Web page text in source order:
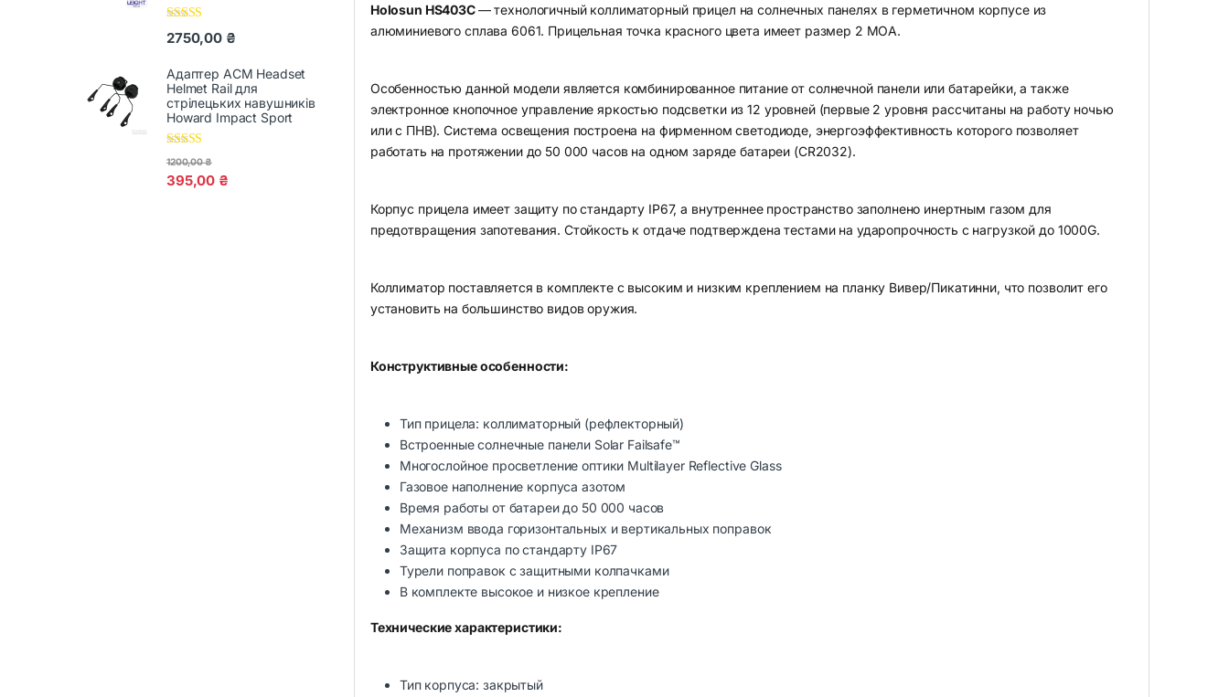
Holosun HS403C— технологичный коллиматорный прицел на солнечных панелях в герметичном корпусе из
алюминиевого сплава 6061. Прицельная точка красного цвета имеет размер 2 МОА.
Особенностью данной модели является комбинированное питание от солнечной панели или батарейки, а также
электронное кнопочное управление яркостью подсветки из 12 уровней (первые 2 уровня рассчитаны на работу ночью
или с ПНВ). Система освещения построена на фирменном светодиоде, энергоэффективность которого позволяет
работать на протяжении до 50 000 часов на одном заряде батареи (CR2032).
Корпус прицела имеет защиту по стандарту IP67, а внутреннее пространство заполнено инертным газом для
предотвращения запотевания. Стойкость к отдаче подтверждена тестами на ударопрочность с нагрузкой до 1000G.
Коллиматор поставляется в комплекте с высоким и низким креплением на планку Вивер/Пикатинни, что позволит его
установить на большинство видов оружия.
Конструктивные особенности:
Тип прицела: коллиматорный (рефлекторный)
Встроенные солнечные панели Solar Failsafe™
Многослойное просветление оптики Multilayer Reflective Glass
Газовое наполнение корпуса азотом
Время работы от батареи до 50 000 часов
Механизм ввода горизонтальных и вертикальных поправок
Защита корпуса по стандарту IP67
Турели поправок с защитными колпачками
В комплекте высокое и низкое крепление
Технические характеристики:
Тип корпуса: закрытый
Оцінено в
5.00з 5
2750,00 ₴
Адаптер ACM Headset
Helmet Rail для
стрілецьких навушників
Howard Impact Sport
Оцінено в
5.00з 5
395,00 ₴
1200,00₴